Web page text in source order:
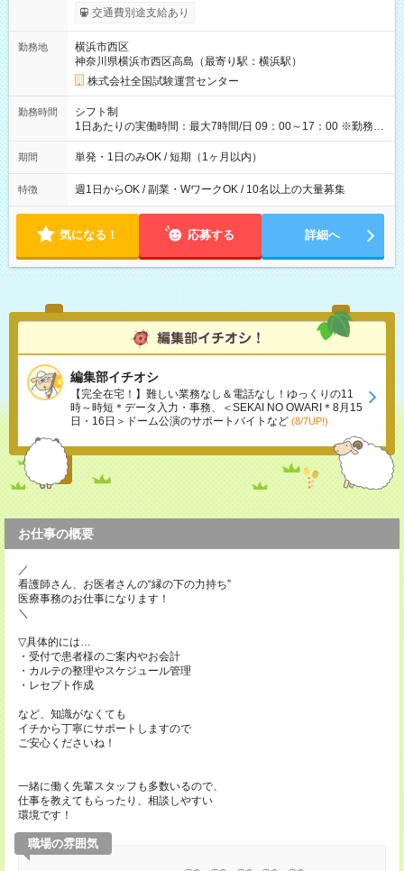
※勤務回数により昇給あり 【即給（前払い）オプションあ
り！】 希望される場合、勤務から1週間ほどで給与の一部を受け
例】 ・河合塾模擬試験 8:30～17:30（休憩1時間） 時給1,300円
×8時間＝日収10,400円＋交通費 ※当日の役割により時給＋100
円の場合あり ・国家試験 7:00～13:30（休憩なし） 時給1,300
円（役割手当＋100円）×6時間＝日収8,400円＋交通費 【試用期
間】試用期間なし
交通費別途支給あり
勤務地
横浜市西区
神奈川県横浜市西区高島（最寄り駅：横浜駅）
株式会社全国試験運営センター
勤務時間
シフト制
1日あたりの実働時間：最大7時間/日 09：00～17：00 ※勤務時
間は 試験により異なります。
期間 単発・1日のみOK / 短期（1ヶ月以内）
特徴 週1日からOK / 副業・WワークOK / 10名以上の大量募集
気になる！ 応募する 詳細へ
編集部イチオシ
【完全在宅！】難しい業務なし＆電話なし！ゆっくりの11
時～時短＊データ入力・事務、＜SEKAI NO OWARI＊8月15
日・16日＞ドーム公演のサポートバイトなど (8/7UP!)
お仕事の概要
／
看護師さん、お医者さんの“縁の下の力持ち”
医療事務のお仕事になります！
＼
▽具体的には…
・受付で患者様のご案内やお会計
・カルテの整理やスケジュール管理
・レセプト作成
など、知識がなくても
イチから丁寧にサポートしますので
ご安心くださいね！
一緒に働く先輩スタッフも多数いるので、
仕事を教えてもらったり、相談しやすい
環境です！
職場の雰囲気